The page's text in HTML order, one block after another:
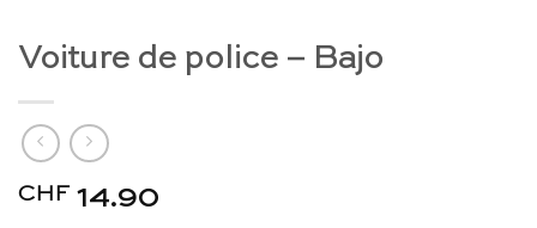
Voiture de police – Bajo
CHF 14.90